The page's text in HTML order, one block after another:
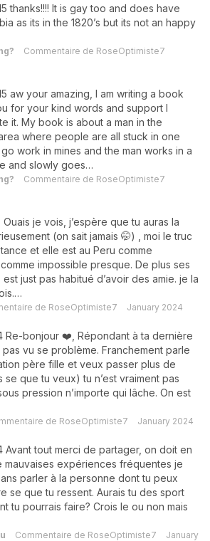
thanks!!!! It is gay too and does have
as its in the 1820’s but its not an happy
Commentaire de RoseOptimiste7
aw your amazing, I am writing a book
for your kind words and support I
it. My book is about a man in the
where people are all stuck in one
work in mines and the man works in a
and slowly goes…
Commentaire de RoseOptimiste7
je vois, j’espère que tu auras la
(on sait jamais 🤭) , moi le truc
et elle est au Peru comme
impossible presque. De plus ses
just pas habitué d’avoir des amie. je la
de RoseOptimiste7 January 2024
Re-bonjour ❤️, Répondant à ta dernière
pas vu se problème. Franchement parle
père fille et veux passer plus de
se que tu veux) tu n’est vraiment pas
pression n’importe qui lâche. On est
de RoseOptimiste7 January 2024
Avant tout merci de partager, on doit en
mauvaises expériences fréquentes je
parler à la personne dont tu peux
se que tu ressent. Aurais tu des sport
tu pourrais faire? Crois le ou non mais
Commentaire de RoseOptimiste7
January